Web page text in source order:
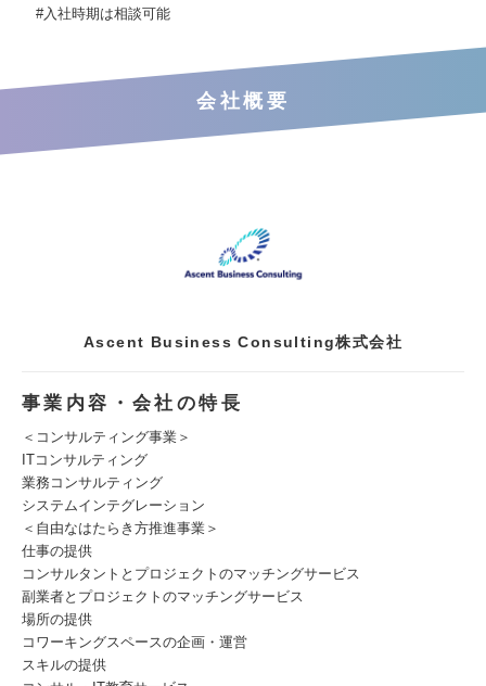
#入社時期は相談可能
会社概要
Ascent Business Consulting株式会社
事業内容・会社の特長
＜コンサルティング事業＞
ITコンサルティング
業務コンサルティング
システムインテグレーション
＜自由なはたらき方推進事業＞
仕事の提供
コンサルタントとプロジェクトのマッチングサービス
副業者とプロジェクトのマッチングサービス
場所の提供
コワーキングスペースの企画・運営
スキルの提供